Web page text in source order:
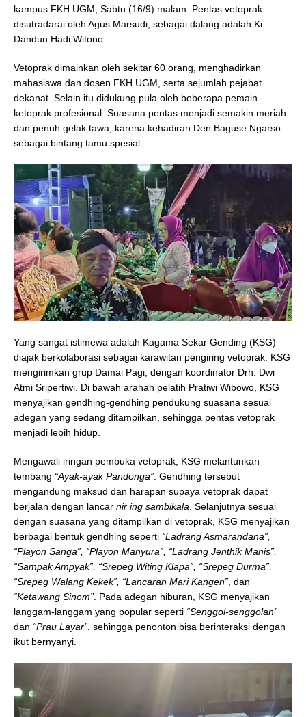
kampus FKH UGM, Sabtu (16/9) malam. Pentas vetoprak
disutradarai oleh Agus Marsudi, sebagai dalang adalah Ki
Dandun Hadi Witono.
Vetoprak dimainkan oleh sekitar 60 orang, menghadirkan
mahasiswa dan dosen FKH UGM, serta sejumlah pejabat
dekanat. Selain itu didukung pula oleh beberapa pemain
ketoprak profesional. Suasana pentas menjadi semakin meriah
dan penuh gelak tawa, karena kehadiran Den Baguse Ngarso
sebagai bintang tamu spesial.
Yang sangat istimewa adalah Kagama Sekar Gending (KSG)
diajak berkolaborasi sebagai karawitan pengiring vetoprak. KSG
mengirimkan grup Damai Pagi, dengan koordinator Drh. Dwi
Atmi Sripertiwi. Di bawah arahan pelatih Pratiwi Wibowo, KSG
menyajikan gendhing-gendhing pendukung suasana sesuai
adegan yang sedang ditampilkan, sehingga pentas vetoprak
menjadi lebih hidup.
Mengawali iringan pembuka vetoprak, KSG melantunkan
tembang “Ayak-ayak Pandonga” . Gendhing tersebut
mengandung maksud dan harapan supaya vetoprak dapat
berjalan dengan lancar nir ing sambikala . Selanjutnya sesuai
dengan suasana yang ditampilkan di vetoprak, KSG menyajikan
berbagai bentuk gendhing seperti “Ladrang Asmarandana”,
“Playon Sanga”, “Playon Manyura”, “Ladrang Jenthik Manis”,
“Sampak Ampyak”, “Srepeg Witing Klapa”, “Srepeg Durma”,
“Srepeg Walang Kekek”, “Lancaran Mari Kangen” , dan
“Ketawang Sinom” . Pada adegan hiburan, KSG menyajikan
langgam-langgam yang popular seperti “Senggol-senggolan”
dan “Prau Layar” , sehingga penonton bisa berinteraksi dengan
ikut bernyanyi.